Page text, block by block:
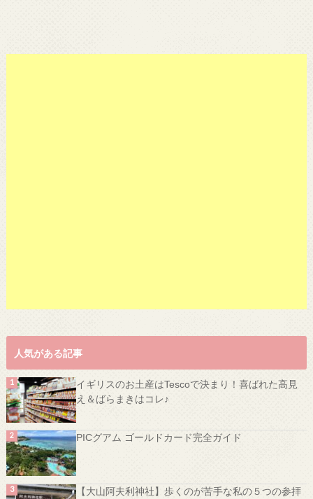
人気がある記事
イギリスのお土産はTescoで決まり！喜ばれた高見
え＆ばらまきはコレ♪
PICグアム ゴールドカード完全ガイド
【大山阿夫利神社】歩くのが苦手な私の５つの参拝